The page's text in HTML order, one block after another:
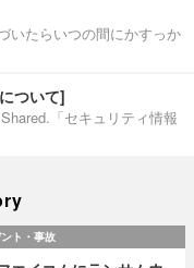
いたらいつの間にかすっか
ついて]
「セキュリティ情報
ト・事故